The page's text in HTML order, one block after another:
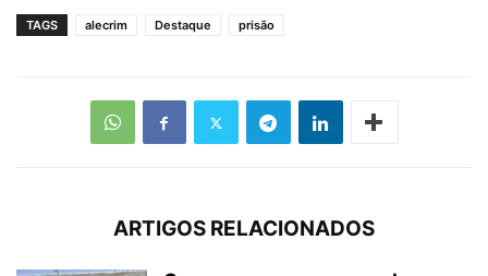
TAGS alecrim Destaque prisão
ARTIGOS RELACIONADOS